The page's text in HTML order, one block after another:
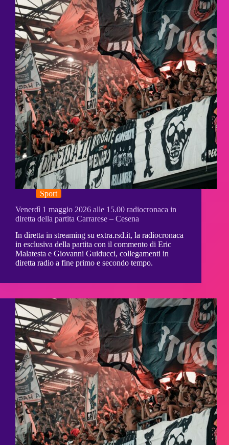
Sport
Venerdì 1 maggio 2026 alle 15.00 radiocronaca in
diretta della partita Carrarese – Cesena
In diretta in streaming su extra.rsd.it, la radiocronaca
in esclusiva della partita con il commento di Eric
Malatesta e Giovanni Guiducci, collegamenti in
diretta radio a fine primo e secondo tempo.